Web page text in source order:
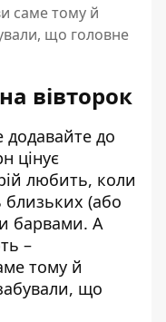
саме тому й
що головне
вівторок
додавайте до
цінує
любить, коли
близьких (або
барвами. А
–
тому й
що